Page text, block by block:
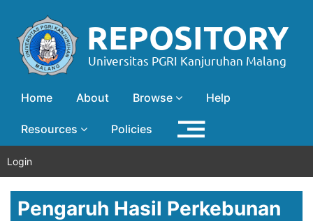
Home About Browse Help
Resources Policies
Login
Pengaruh Hasil Perkebunan